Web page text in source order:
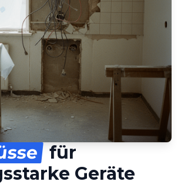
für
Geräte